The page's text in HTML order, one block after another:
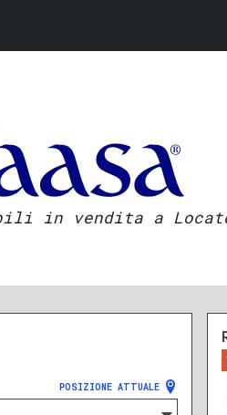
in vendita a
POSIZIONE ATTUALE